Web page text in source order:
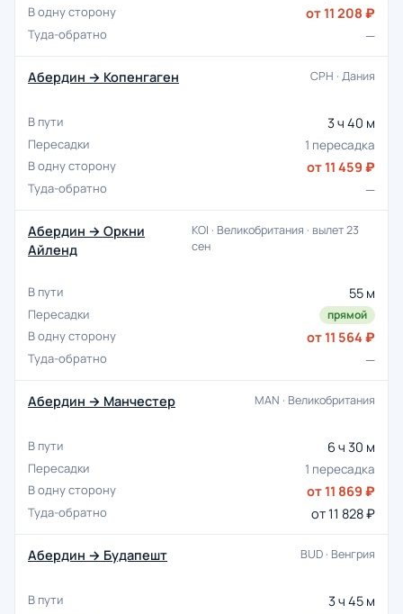
от 11 208 ₽
—
Абердин → Копенгаген CPH · Дания
3 ч 40 м
1 пересадка
от 11 459 ₽
—
Абердин → Оркни
Айленд
KOI · Великобритания · вылет 23
сен
55 м
прямой
от 11 564 ₽
—
Абердин → Манчестер MAN · Великобритания
6 ч 30 м
1 пересадка
от 11 869 ₽
от 11 828 ₽
Абердин → Будапешт BUD · Венгрия
3 ч 45 м